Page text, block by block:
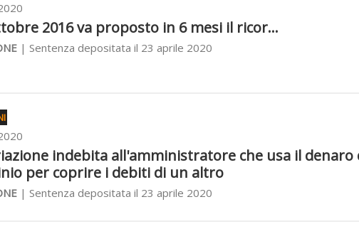
2016 va proposto in 6 mesi il ricor...
| Sentenza depositata il 23 aprile 2020
indebita all'amministratore che usa il denaro
per coprire i debiti di un altro
| Sentenza depositata il 23 aprile 2020